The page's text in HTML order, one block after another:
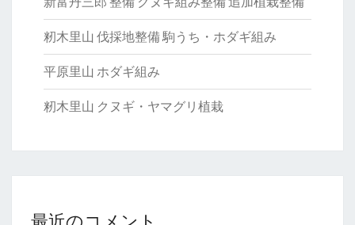
籾木里山 伐採地整備 駒うち・ホダギ組み
平原里山 ホダギ組み
籾木里山 クヌギ・ヤマグリ植栽